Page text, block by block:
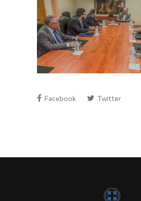
Facebook Twitter